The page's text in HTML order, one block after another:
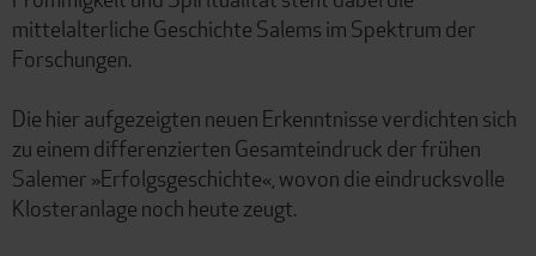
mittelalterliche Geschichte Salems im Spektrum der
Forschungen.
Die hier aufgezeigten neuen Erkenntnisse verdichten sich
zu einem differenzierten Gesamteindruck der frühen
Salemer »Erfolgsgeschichte«, wovon die eindrucksvolle
Klosteranlage noch heute zeugt.